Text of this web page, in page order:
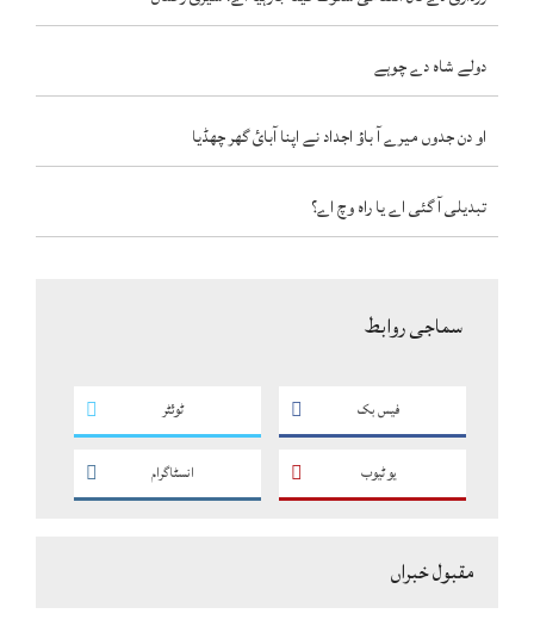
دولے شاہ دے چوہے
او دن جدوں میرے آ باؤ اجداد نے اپنا آبائ گھر چھڈیا
تبدیلی آ گئی اے یا راہ وچ اے؟
سماجی روابط
فیس بک ٹوئٹر
یو ٹیوب انسٹاگرام
مقبول خبراں